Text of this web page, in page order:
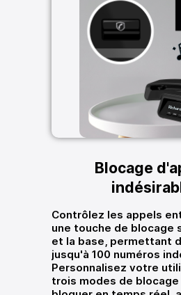
Blocage
Contrôlez les appels
une touche de blocage
et la base, permettant
jusqu'à 100 numéros
Personnalisez votre
trois modes de blocage